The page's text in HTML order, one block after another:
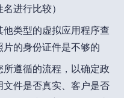
进行比较）
类型的虚拟应用程序查
的身份证件是不够的
遵循的流程，以确定政
件是否真实、客户是否